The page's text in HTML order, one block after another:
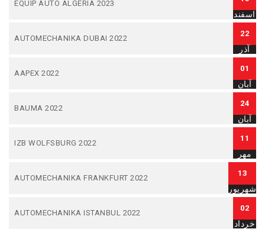
EQUIP AUTO ALGERIA 2023
اسفند
AUTOMECHANIKA DUBAI 2022
22
آذر
AAPEX 2022
01
آبان
BAUMA 2022
24
آبان
IZB WOLFSBURG 2022
11
مهر
AUTOMECHANIKA FRANKFURT 2022
13
شهریور
AUTOMECHANIKA ISTANBUL 2022
02
خرداد